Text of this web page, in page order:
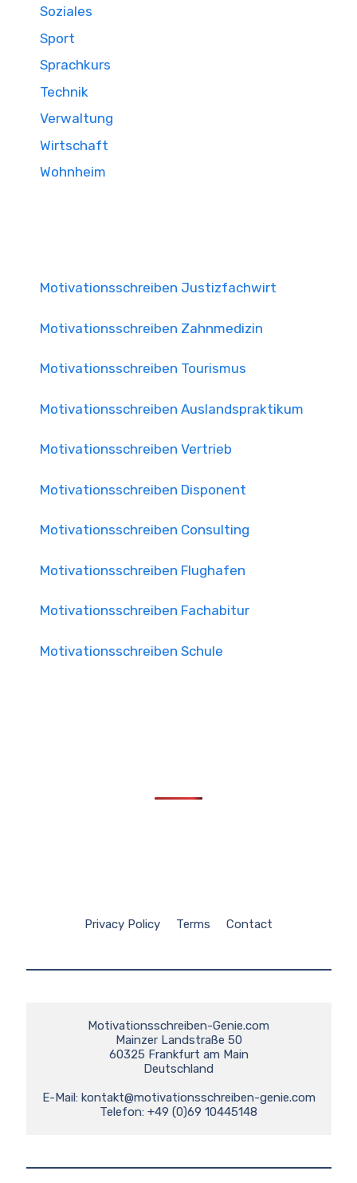
Soziales
Sport
Sprachkurs
Technik
Verwaltung
Wirtschaft
Wohnheim
Motivationsschreiben Justizfachwirt
Motivationsschreiben Zahnmedizin
Motivationsschreiben Tourismus
Motivationsschreiben Auslandspraktikum
Motivationsschreiben Vertrieb
Motivationsschreiben Disponent
Motivationsschreiben Consulting
Motivationsschreiben Flughafen
Motivationsschreiben Fachabitur
Motivationsschreiben Schule
Privacy Policy Terms Contact
Motivationsschreiben-Genie.com
Mainzer Landstraße 50
60325 Frankfurt am Main
Deutschland
E-Mail: kontakt@motivationsschreiben-genie.com
Telefon: +49 (0)69 10445148